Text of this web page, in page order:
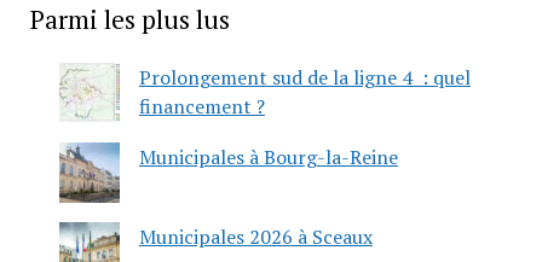
Parmi les plus lus
Prolongement sud de la ligne 4 : quel
financement ?
Municipales à Bourg-la-Reine
Municipales 2026 à Sceaux